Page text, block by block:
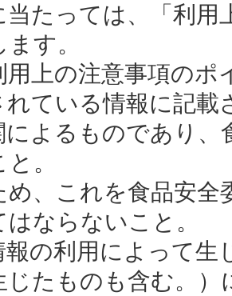
当たっては、「利
す。
用上の注意事項の
れている情報に記
によるものであり、
。
め、これを食品安
ならないこと。
報の利用によって
じたものも含む。